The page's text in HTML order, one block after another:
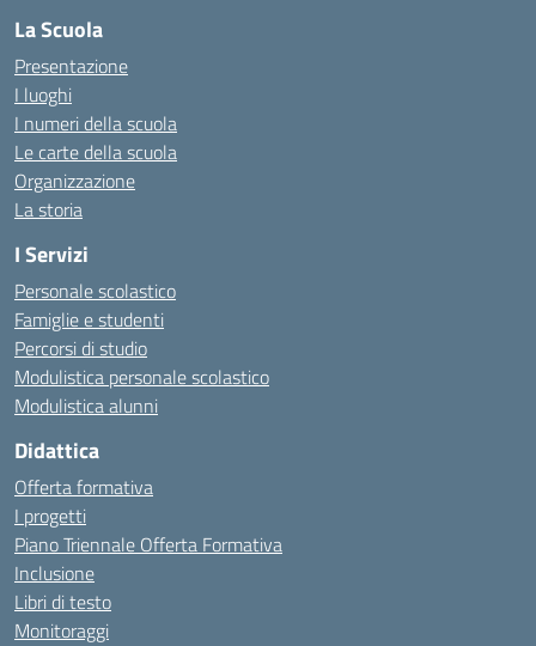
La Scuola
Presentazione
I luoghi
I numeri della scuola
Le carte della scuola
Organizzazione
La storia
I Servizi
Personale scolastico
Famiglie e studenti
Percorsi di studio
Modulistica personale scolastico
Modulistica alunni
Didattica
Offerta formativa
I progetti
Piano Triennale Offerta Formativa
Inclusione
Libri di testo
Monitoraggi